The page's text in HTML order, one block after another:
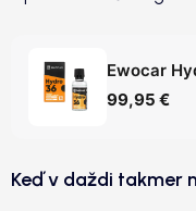
99,95 €
Keď v daždi takmer